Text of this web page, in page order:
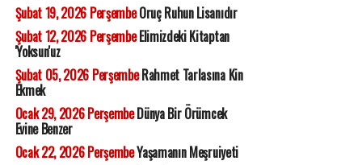
Şubat 19, 2026 PerşembeOruç Ruhun Lisanıdır
Şubat 12, 2026 PerşembeElimizdeki Kitaptan
'Yoksun'uz
Şubat 05, 2026 PerşembeRahmet Tarlasına Kin
Ekmek
Ocak 29, 2026 PerşembeDünya Bir Örümcek
Evine Benzer
Ocak 22, 2026 PerşembeYaşamanın Meşruiyeti